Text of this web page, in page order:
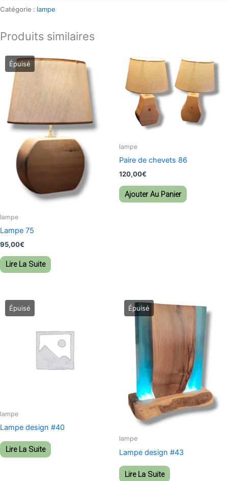
Catégorie : lampe
Produits similaires
lampe
Lampe 75
95,00€
Lire La Suite
lampe
Paire de chevets 86
120,00€
Ajouter Au Panier
lampe
Lampe design #40
Lire La Suite
lampe
Lampe design #43
Lire La Suite